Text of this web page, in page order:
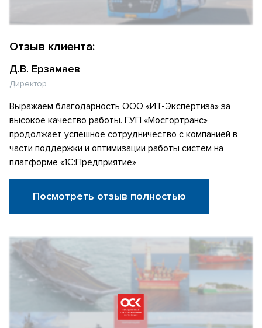
Отзыв клиента:
Д.В. Ерзамаев
Директор
Выражаем благодарность ООО «ИТ-Экспертиза» за
высокое качество работы. ГУП «Мосгортранс»
продолжает успешное сотрудничество с компанией в
части поддержки и оптимизации работы систем на
платформе «1С:Предприятие»
Посмотреть отзыв полностью